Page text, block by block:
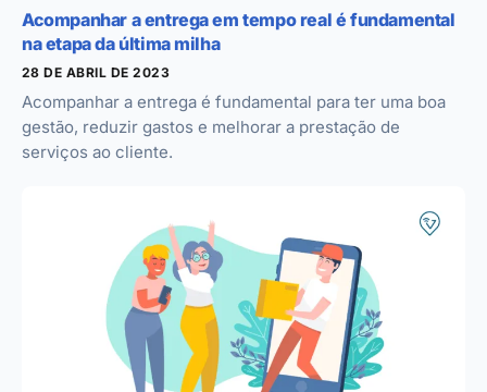
Acompanhar a entrega em tempo real é fundamental
na etapa da última milha
28 DE ABRIL DE 2023
Acompanhar a entrega é fundamental para ter uma boa
gestão, reduzir gastos e melhorar a prestação de
serviços ao cliente.